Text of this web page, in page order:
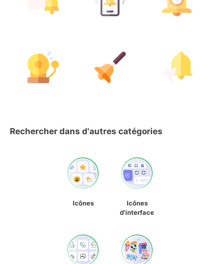
Rechercher dans d'autres catégories
Icônes
Icônes
d'interface